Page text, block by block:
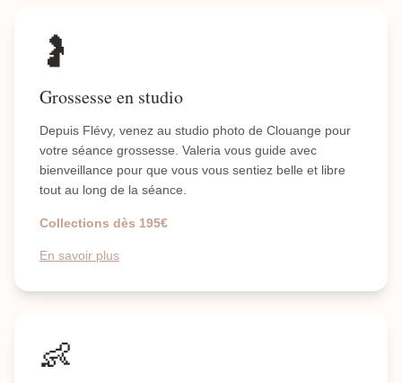
🤰
Grossesse en studio
Depuis Flévy, venez au studio photo de Clouange pour
votre séance grossesse. Valeria vous guide avec
bienveillance pour que vous vous sentiez belle et libre
tout au long de la séance.
Collections dès 195€
En savoir plus
👶